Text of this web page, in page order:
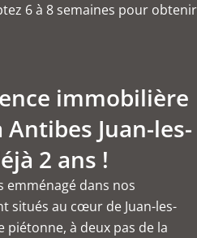
6 à 8 semaines pour obtenir
immobilière
Antibes Juan-les-
2 ans !
emménagé dans nos
situés au cœur de Juan-les-
piétonne, à deux pas de la